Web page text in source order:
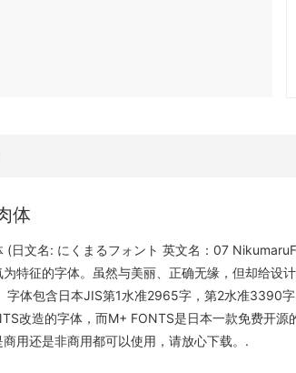
体
(日文名: にくまるフォント 英文名：07
为特征的字体。虽然与美丽、正确无缘，但却给设
字体包含日本JIS第1水准2965字，第2水准3390
改造的字体，而M+ FONTS是日本一款免费开
商用还是非商用都可以使用，请放心下载。.